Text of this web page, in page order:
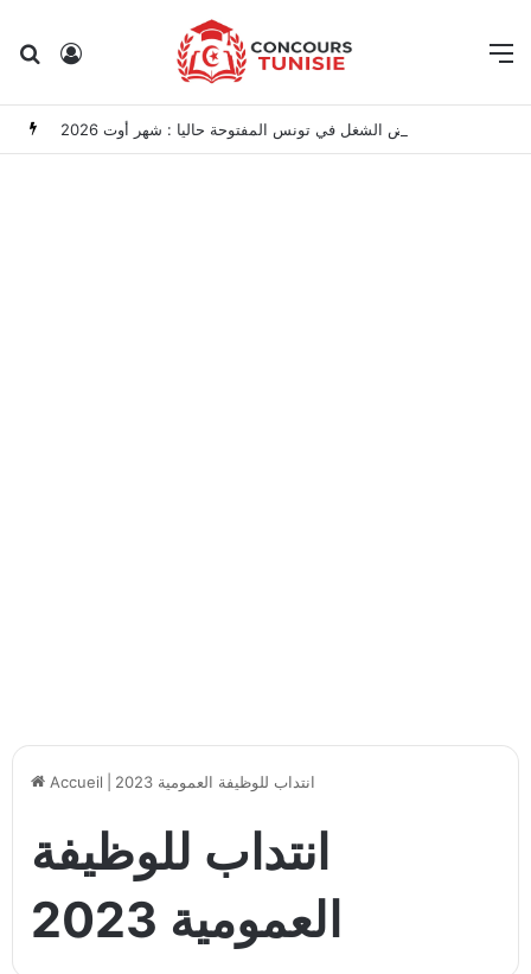
RechercherConnexion
Accueil انتداب للوظيفة العمومية 2023
انتداب للوظيفة
العمومية 2023